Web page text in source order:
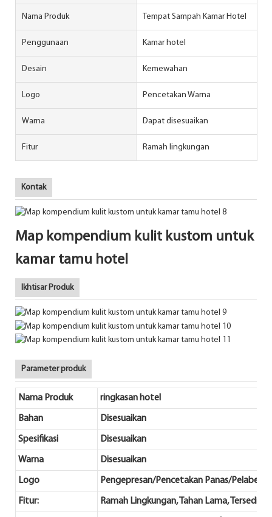
Nama Produk Tempat Sampah Kamar Hotel
Penggunaan Kamar hotel
Desain Kemewahan
Logo Pencetakan Warna
Warna Dapat disesuaikan
Fitur Ramah lingkungan
Kontak
Map kompendium kulit kustom untuk
kamar tamu hotel
Ikhtisar Produk
Parameter produk
Nama Produk ringkasan hotel
Bahan Disesuaikan
Spesifikasi Disesuaikan
Warna Disesuaikan
Logo Pengepresan/Pencetakan Panas/
Fitur: Ramah Lingkungan, Tahan Lama, Tersedia